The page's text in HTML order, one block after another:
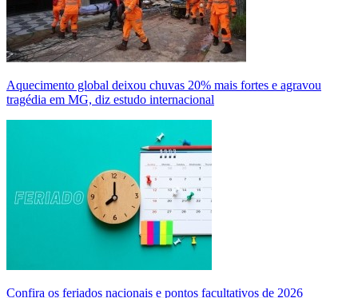
Aquecimento global deixou chuvas 20% mais fortes e agravou
tragédia em MG, diz estudo internacional
Confira os feriados nacionais e pontos facultativos de 2026